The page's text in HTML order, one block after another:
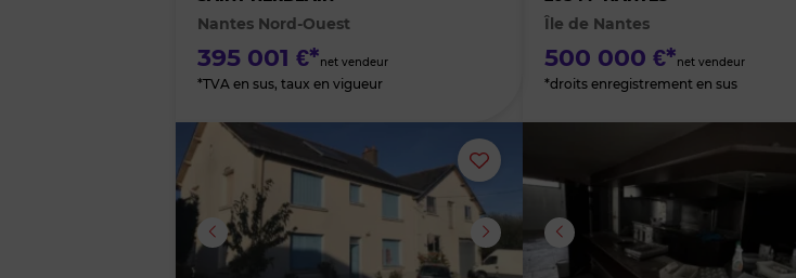
favoris
Nantes Nord-Ouest
395 001 €*net vendeur
*TVA en sus, taux en vigueur
Île de Nantes
500 000 €*net vendeur
*droits enregistrement en sus
Ajouter
ou
supprimer